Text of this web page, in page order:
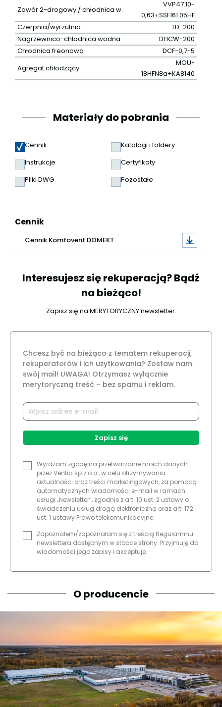
Zawór 2-drogowy / chłodnica w.
VVP47.10-
0,63+SSF161.05HF
Czerpnia/wyrzutnia
LD-200
Nagrzewnico-chłodnica wodna
DHCW-200
Chłodnica freonowa
DCF-0,7-5
Agregat chłodzący
MOU-
18HFN8a+KA8140
Materiały do pobrania
Cennik
Katalogi i foldery
Instrukcje
Certyfikaty
Pliki DWG
Pozostałe
Cennik
Cennik Komfovent DOMEKT
Interesujesz się rekuperacją? Bądź
na bieżąco!
Zapisz się na MERYTORYCZNY newsletter.
Chcesz być na bieżąco z tematem rekuperacji,
rekuperatorów i ich użytkowania? Zostaw nam
swój mail! UWAGA! Otrzymasz wyłącznie
merytoryczną treść – bez spamu i reklam.
Zapisz się
Wyrażam zgodę na przetwarzanie moich danych
przez Ventia sp z o.o., w celu otrzymywania
aktualności oraz treści marketingowych, za pomocą
automatycznych wiadomości e-mail w ramach
usługi „Newsletter”, zgodnie z art. 10 ust. 2 ustawy o
świadczeniu usług drogą elektroniczną oraz art. 172
ust. 1 ustawy Prawo telekomunikacyjne.
Zapoznałem/zapoznałam się z treścią Regulaminu
newslettera dostępnym w stopce strony. Przyjmuję do
wiadomości jego zapisy i akceptuję.
O producencie